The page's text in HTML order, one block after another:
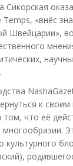
Сикорская
«внёс
Швейцарии»,
к своим
что её
многообразии.